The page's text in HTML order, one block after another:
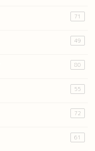
71
49
80
55
72
61